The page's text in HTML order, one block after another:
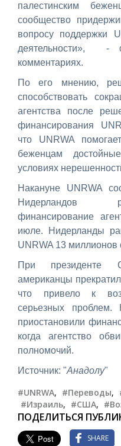
палестинским
сообщество
вопросу поддержки
деятельности», -
комментариях.
По его мнению,
способствовать
агентства после
финансирования
что UNRWA
беженцам
условиях
Накануне UNRWA
Нидерландов
финансирование
июле. Нидерланды
UNRWA 13 миллионов
При президенте
американцы
что привело к
серьезных
приостановили
когда агентство
полномочий.
Источник: "Анадолу"
#UNRWA, #Переводы,
#Израиль, #США,
ПОДЕЛИТЬСЯ
SHARE